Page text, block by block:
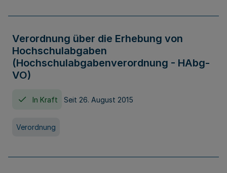
Verordnung über die Erhebung von
Hochschulabgaben
(Hochschulabgabenverordnung - HAbg-
VO)
In Kraft Seit 26. August 2015
Verordnung